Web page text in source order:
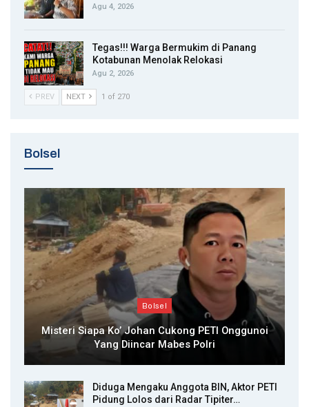
Agu 4, 2026
Tegas!!! Warga Bermukim di Panang
Kotabunan Menolak Relokasi
Agu 2, 2026
PREV NEXT 1 of 270
Bolsel
Bolsel
Misteri Siapa Ko’ Johan Cukong PETI Onggunoi
Yang Diincar Mabes Polri
Diduga Mengaku Anggota BIN, Aktor PETI
Pidung Lolos dari Radar Tipiter…